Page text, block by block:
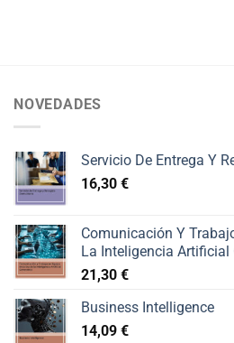
NOVEDADES
Servicio De Entrega Y
16,30 €
Comunicación Y
La Inteligencia Artificial
21,30 €
Business Intelligence
14,09 €